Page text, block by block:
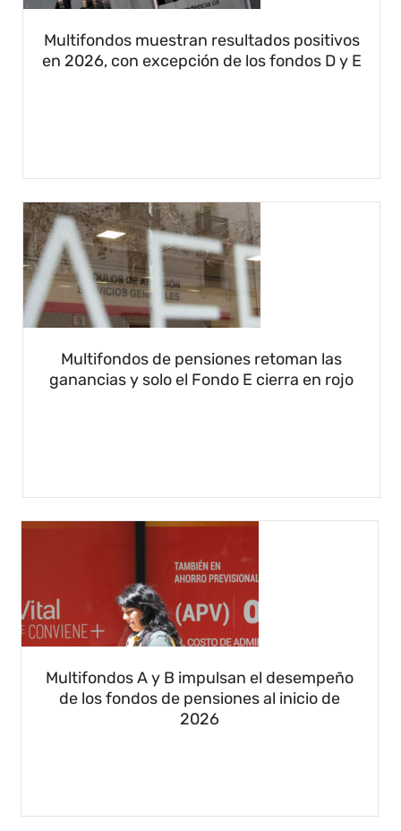
Multifondos muestran resultados positivos
en 2026, con excepción de los fondos D y E
Multifondos de pensiones retoman las
ganancias y solo el Fondo E cierra en rojo
Multifondos A y B impulsan el desempeño
de los fondos de pensiones al inicio de
2026